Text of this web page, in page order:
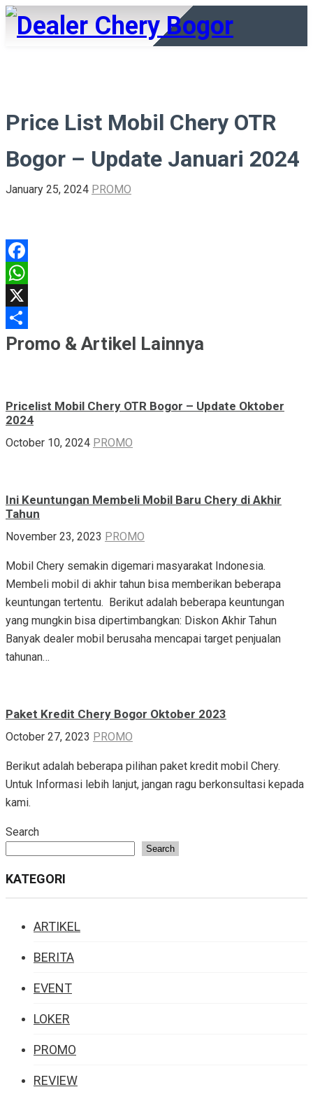
Price List Mobil Chery OTR
Bogor – Update Januari 2024
January 25, 2024 PROMO
Facebook
WhatsApp
X
Share
Promo & Artikel Lainnya
Pricelist Mobil Chery OTR Bogor – Update Oktober
2024
October 10, 2024 PROMO
Ini Keuntungan Membeli Mobil Baru Chery di Akhir
Tahun
November 23, 2023 PROMO
Mobil Chery semakin digemari masyarakat Indonesia.
Membeli mobil di akhir tahun bisa memberikan beberapa
keuntungan tertentu. Berikut adalah beberapa keuntungan
yang mungkin bisa dipertimbangkan: Diskon Akhir Tahun
Banyak dealer mobil berusaha mencapai target penjualan
tahunan…
Paket Kredit Chery Bogor Oktober 2023
October 27, 2023 PROMO
Berikut adalah beberapa pilihan paket kredit mobil Chery.
Untuk Informasi lebih lanjut, jangan ragu berkonsultasi kepada
kami.
Search
Search
KATEGORI
ARTIKEL
BERITA
EVENT
LOKER
PROMO
REVIEW